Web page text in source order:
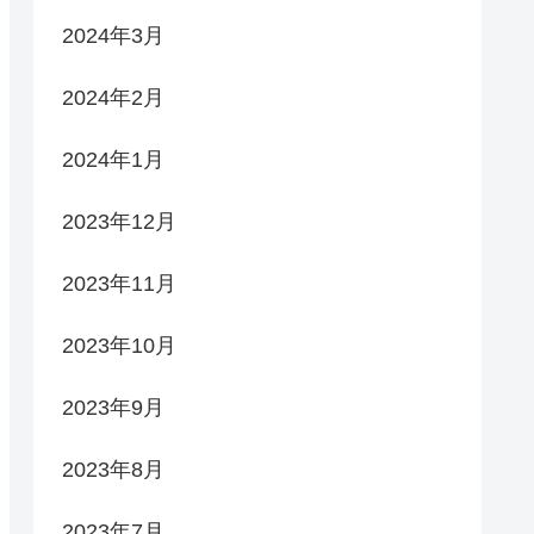
2024年3月
2024年2月
2024年1月
2023年12月
2023年11月
2023年10月
2023年9月
2023年8月